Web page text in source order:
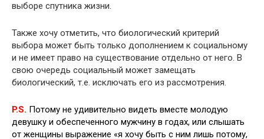
выборе спутника жизни.
Также хочу отметить, что биологический критерий
выбора может быть только дополнением к социальному
и не имеет право на существование отдельно от него. В
свою очередь социальный может замещать
биологический, т.е. исключать его из рассмотрения.
P.S. Потому не удивительно видеть вместе молодую
девушку и обеспеченного мужчину в годах, или слышать
от женщины выражение «я хочу быть с ним лишь потому,